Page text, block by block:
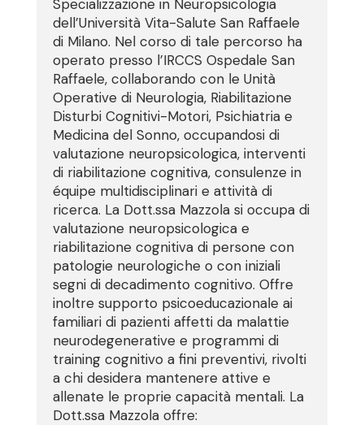
Specializzazione in Neuropsicologia
dell’Università Vita-Salute San Raffaele
di Milano. Nel corso di tale percorso ha
operato presso l’IRCCS Ospedale San
Raffaele, collaborando con le Unità
Operative di Neurologia, Riabilitazione
Disturbi Cognitivi-Motori, Psichiatria e
Medicina del Sonno, occupandosi di
valutazione neuropsicologica, interventi
di riabilitazione cognitiva, consulenze in
équipe multidisciplinari e attività di
ricerca. La Dott.ssa Mazzola si occupa di
valutazione neuropsicologica e
riabilitazione cognitiva di persone con
patologie neurologiche o con iniziali
segni di decadimento cognitivo. Offre
inoltre supporto psicoeducazionale ai
familiari di pazienti affetti da malattie
neurodegenerative e programmi di
training cognitivo a fini preventivi, rivolti
a chi desidera mantenere attive e
allenate le proprie capacità mentali. La
Dott.ssa Mazzola offre: